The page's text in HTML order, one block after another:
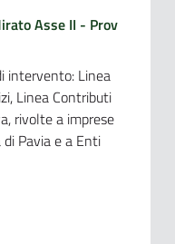
Asse II - Prov
intervento: Linea
Linea Contributi
rivolte a imprese
Pavia e a Enti